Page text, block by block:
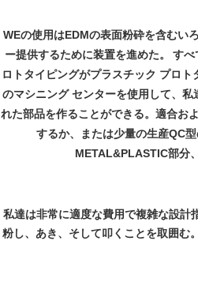
WEの使用はEDMの表面粉砕を含むい
ー提供するために装置を進めた。
すべ
ロトタイピングがプラスチック プロ
のマシニング センターを使用して、
れた部品を作ることができる。適合お
するか、または少量の生産QC
METAL&PLASTIC部分
私達は非常に適度な費用で複雑な設計
粉し、あき、そして叩くことを取囲む